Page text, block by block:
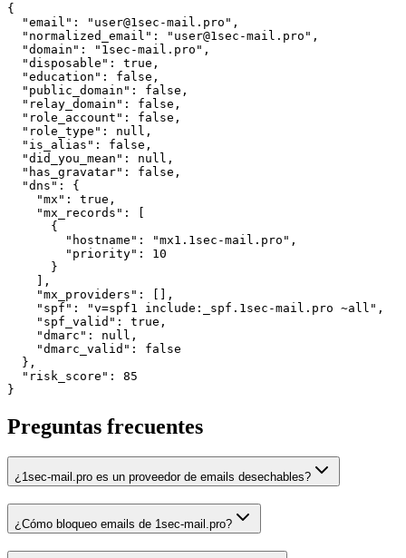
{
  "email": "user@1sec-mail.pro",
  "normalized_email": "user@1sec-mail.pro",
  "domain": "1sec-mail.pro",
  "disposable": true,
  "education": false,
  "public_domain": false,
  "relay_domain": false,
  "role_account": false,
  "role_type": null,
  "is_alias": false,
  "did_you_mean": null,
  "has_gravatar": false,
  "dns": {
    "mx": true,
    "mx_records": [
      {
        "hostname": "mx1.1sec-mail.pro",
        "priority": 10
      }
    ],
    "mx_providers": [],
    "spf": "v=spf1 include:_spf.1sec-mail.pro ~all",
    "spf_valid": true,
    "dmarc": null,
    "dmarc_valid": false
  },
  "risk_score": 85
}
Preguntas frecuentes
¿1sec-mail.pro es un proveedor de emails desechables?
¿Cómo bloqueo emails de 1sec-mail.pro?